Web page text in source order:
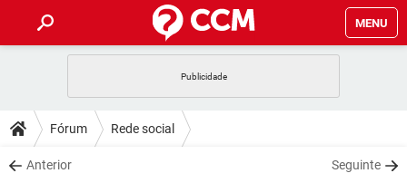
MENU
CELULAR
OUTLOOK
DICAS
JOGOS
DOWNLOADS
Fórum Rede social
Anterior Seguinte